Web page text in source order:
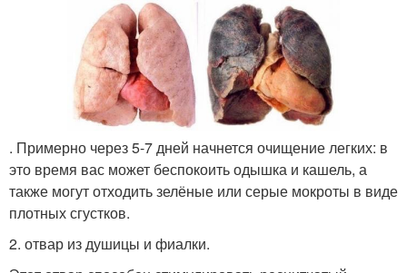
. Примерно через 5-7 дней начнется очищение легких: в
это время вас может беспокоить одышка и кашель, а
также могут отходить зелёные или серые мокроты в виде
плотных сгустков.
2. отвар из душицы и фиалки.